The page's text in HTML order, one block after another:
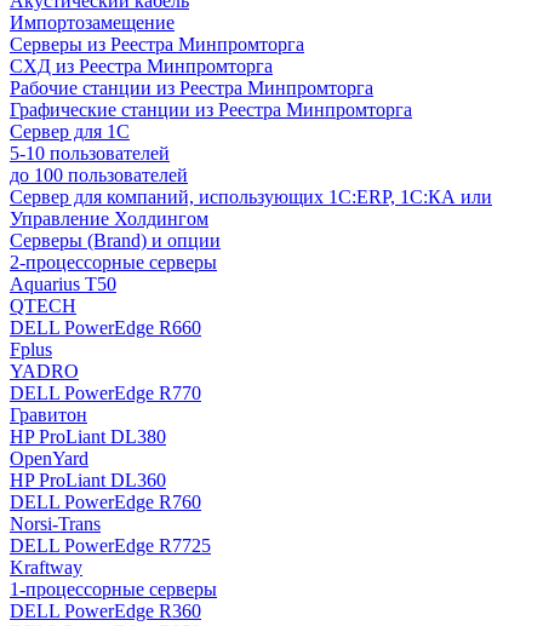
Импортозамещение
Серверы из Реестра Минпромторга
СХД из Реестра Минпромторга
Рабочие станции из Реестра Минпромторга
Графические станции из Реестра Минпромторга
Сервер для 1С
5-10 пользователей
до 100 пользователей
Сервер для компаний, использующих 1C:ERP, 1С:КА или
Управление Холдингом
Серверы (Brand) и опции
2-процессорные серверы
Aquarius T50
QTECH
DELL PowerEdge R660
Fplus
YADRO
DELL PowerEdge R770
Гравитон
HP ProLiant DL380
OpenYard
HP ProLiant DL360
DELL PowerEdge R760
Norsi-Trans
DELL PowerEdge R7725
Kraftway
1-процессорные серверы
DELL PowerEdge R360